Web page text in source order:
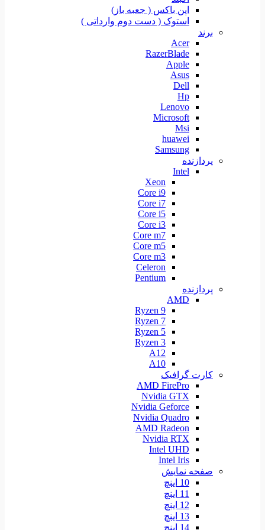
اپن باکس ( جعبه باز)
استوک ( دست دوم وارداتی )
برند
Acer
RazerBlade
Apple
Asus
Dell
Hp
Lenovo
Microsoft
Msi
huawei
Samsung
پردازنده
Intel
Xeon
Core i9
Core i7
Core i5
Core i3
Core m7
Core m5
Core m3
Celeron
Pentium
پردازنده
AMD
Ryzen 9
Ryzen 7
Ryzen 5
Ryzen 3
A12
A10
کارت گرافیک
AMD FirePro
Nvidia GTX
Nvidia Geforce
Nvidia Quadro
AMD Radeon
Nvidia RTX
Intel UHD
Intel Iris
صفحه نمایش
10 اینچ
11 اینچ
12 اینچ
13 اینچ
14 اینچ